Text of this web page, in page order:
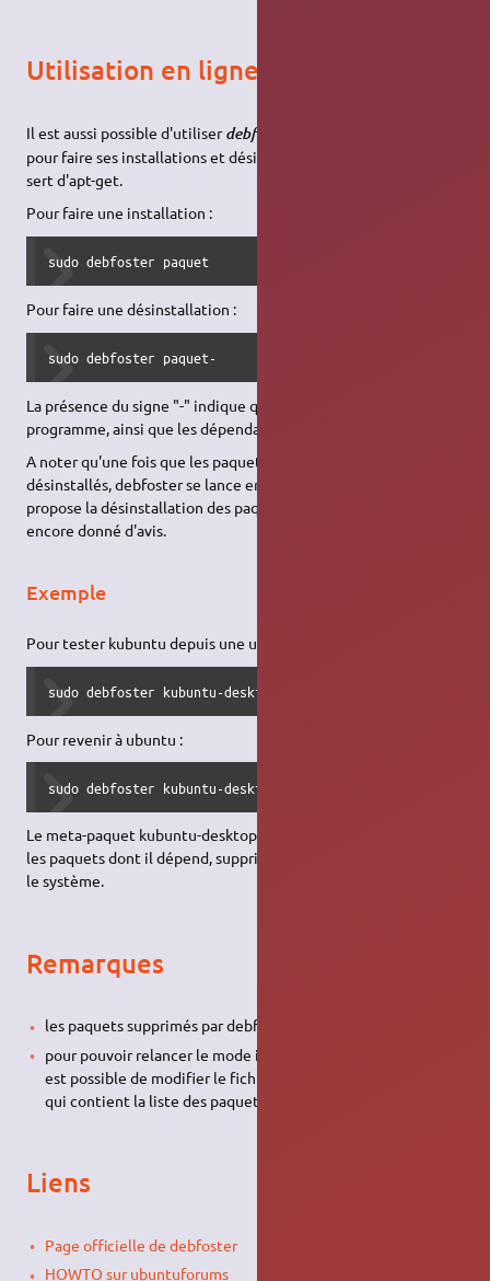
Utilisation en ligne de commande
Il est aussi possible d'utiliserdebfoster
pour faire ses installations et désinstallations, comme on se
sert d'apt-get.
Pour faire une installation :
sudo debfoster paquet
Pour faire une désinstallation :
sudo debfoster paquet-
La présence du signe "-" indique qu'il faut désinstaller le
programme, ainsi que les dépendances non utilisées.
A noter qu'une fois que les paquets sont installés ou
désinstallés, debfoster se lance en mode interactif si besoin, et
propose la désinstallation des paquets pour lesquels on n'a pas
encore donné d'avis.
Exemple
Pour tester kubuntu depuis une ubuntu :
sudo debfoster kubuntu-desktop
Pour revenir à ubuntu :
sudo debfoster kubuntu-desktop-
Le meta-paquet kubuntu-desktop sera supprimé, ainsi que tous
les paquets dont il dépend, supprimant toute trace de KDE sur
le système.
Remarques
les paquets supprimés par debfoster seront purgés.
pour pouvoir relancer le mode interactif depuis le début, il
est possible de modifier le fichier
qui contient la liste des paquets que l'on souhaite conserver.
Liens
Page officielle de debfoster
HOWTO sur ubuntuforums